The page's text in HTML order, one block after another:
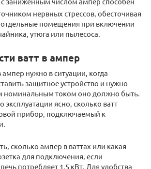
нервных стрессов, обесточивая
помещения при включении
утюга или пылесоса.
ватт в ампер
ампер нужно в ситуации, когда
защитное устройство и нужно
номинальным током оно должно быть.
эксплуатации ясно, сколько ватт
прибор, подключаемый к
сколько ампер в ваттах или какая
для подключения, если
потребляет 1,5 кВт. Для удобства